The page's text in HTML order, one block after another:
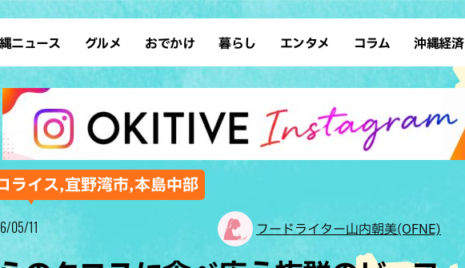
ニュース グルメ
ラーメン 沖縄そば
テイクアウト カフェ
すし・魚料理 和食・日本料理
沖縄料理 アジア・エスニック
イタリアン
フレンチ
おでかけ
デート ドライブ
散歩 ソロ活
歴史
暮らし
レシピ SDGs
ファッション ローカルニュース
沖縄移住 沖縄旧暦行事
エンタメ
スポーツ 占い
タレント・芸人 テレビ
コラム 沖縄経済
ライス,宜野湾市,本島中部
05/11 フードライター山内朝美(OFNE)